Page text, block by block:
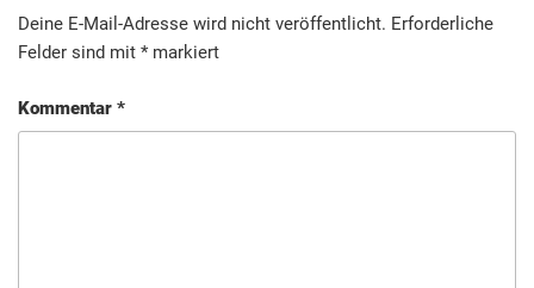
Deine E-Mail-Adresse wird nicht veröffentlicht. Erforderliche
Felder sind mit * markiert
Kommentar *